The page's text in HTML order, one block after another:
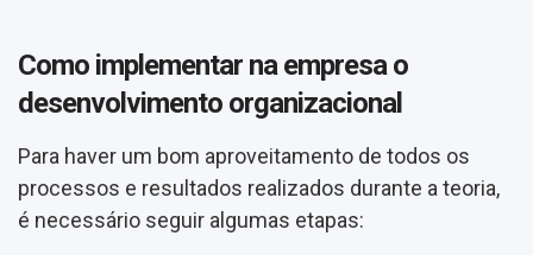
Como implementar na empresa o
desenvolvimento organizacional
Para haver um bom aproveitamento de todos os
processos e resultados realizados durante a teoria,
é necessário seguir algumas etapas: